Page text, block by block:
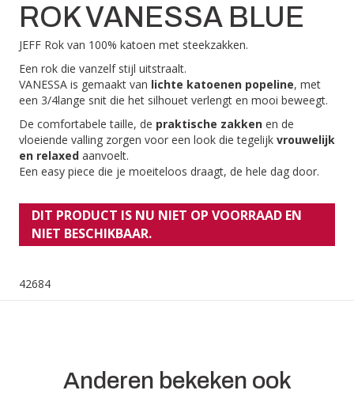
ROK VANESSA BLUE
JEFF Rok van 100% katoen met steekzakken.
Een rok die vanzelf stijl uitstraalt.
VANESSA is gemaakt van lichte katoenen popeline, met
een 3/4lange snit die het silhouet verlengt en mooi beweegt.
De comfortabele taille, de praktische zakken en de
vloeiende valling zorgen voor een look die tegelijk vrouwelijk
en relaxed aanvoelt.
Een easy piece die je moeiteloos draagt, de hele dag door.
DIT PRODUCT IS NU NIET OP VOORRAAD EN
NIET BESCHIKBAAR.
42684
Anderen bekeken ook